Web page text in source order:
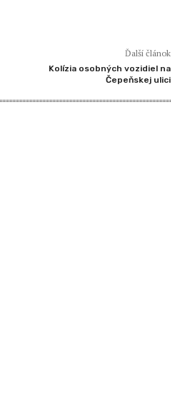
Ďalší článok
Kolízia osobných vozidiel na
Čepeňskej ulici